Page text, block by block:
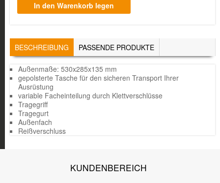
TABS
BESCHREIBUNG (AKTIVER
REITER)
PASSENDE PRODUKTE
Außenmaße: 530x285x135 mm
gepolsterte Tasche für den sicheren Transport Ihrer
Ausrüstung
variable Facheinteilung durch Klettverschlüsse
Tragegriff
Tragegurt
Außenfach
Reißverschluss
KUNDENBEREICH